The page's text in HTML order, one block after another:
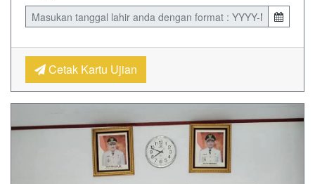
Cetak Kartu Ujian